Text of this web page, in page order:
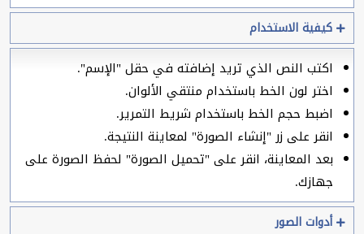
كيفية الاستخدام
اكتب النص الذي تريد إضافته في حقل "الإسم".
اختر لون الخط باستخدام منتقي الألوان.
اضبط حجم الخط باستخدام شريط التمرير.
انقر على زر "إنشاء الصورة" لمعاينة النتيجة.
بعد المعاينة، انقر على "تحميل الصورة" لحفظ الصورة على
جهازك.
أدوات الصور